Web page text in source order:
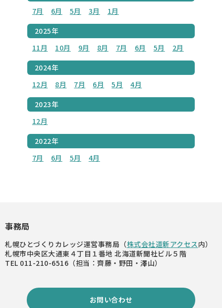
7月
6月 5月 3月
1月
2025年
11月
10月 9月 8月 7月 6月 5月
2月
2024年
12月
8月 7月 6月 5月
4月
2023年
12月
2022年
7月
6月 5月 4月
事務局
札幌ひとづくりカレッジ運営事務局（株式会社道新アクセス内）
札幌市中央区大通東４丁目１番地 北海道新聞社ビル５階
TEL 011-210-6516（担当：齊藤・野田・澤山）
お問い合わせ